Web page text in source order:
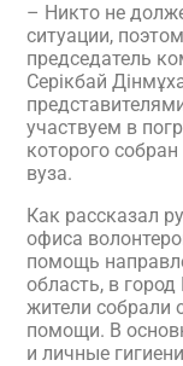
– Никто не
ситуации,
председатель
Серікбай
участвуем в
которого
вуза.
Как рассказал
офиса
помощь
область, в
жители собрали
помощи. В
и личные